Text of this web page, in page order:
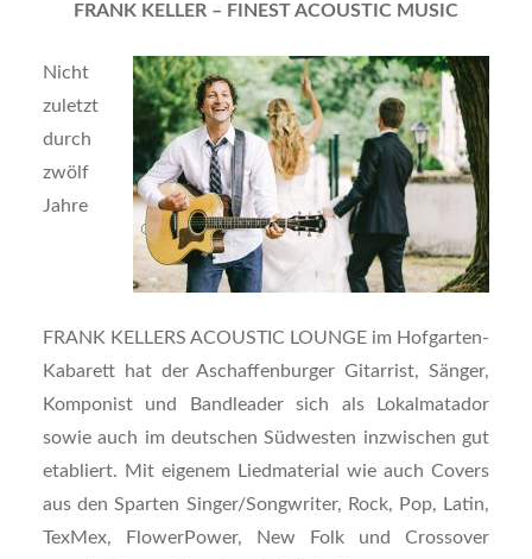
FRANK KELLER – FINEST ACOUSTIC MUSIC
Nicht
zuletzt
durch
zwölf
Jahre
FRANK KELLERS ACOUSTIC LOUNGE im Hofgarten-
Kabarett hat der Aschaffenburger Gitarrist, Sänger,
Komponist und Bandleader sich als Lokalmatador
sowie auch im deutschen Südwesten inzwischen gut
etabliert. Mit eigenem Liedmaterial wie auch Covers
aus den Sparten Singer/Songwriter, Rock, Pop, Latin,
TexMex, FlowerPower, New Folk und Crossover